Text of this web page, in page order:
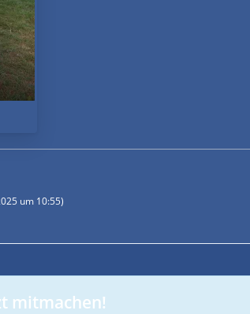
um 10:55)
mitmachen!